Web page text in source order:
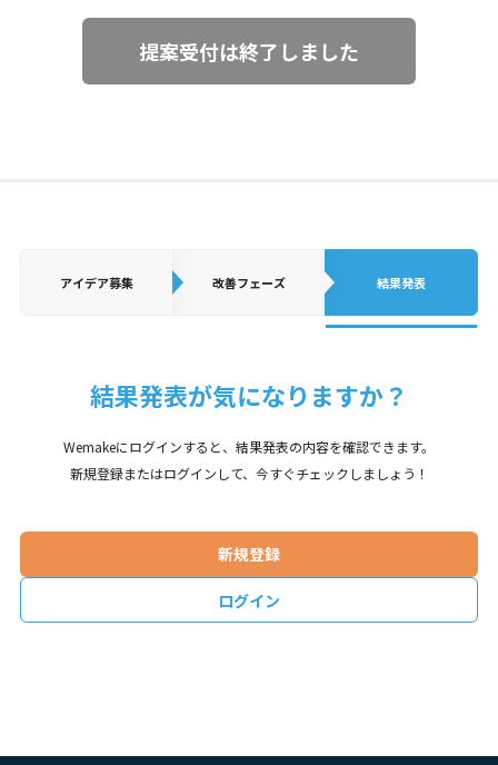
提案受付は終了しました
アイデア募集 改善フェーズ 結果発表
結果発表が気になりますか？
Wemakeにログインすると、結果発表の内容を確認できます。
新規登録またはログインして、今すぐチェックしましょう！
新規登録
ログイン